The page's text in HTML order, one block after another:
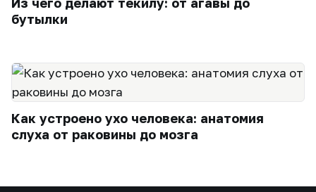
бутылки
Как устроено ухо человека: анатомия
слуха от раковины до мозга